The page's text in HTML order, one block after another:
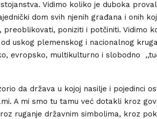
Vidimo koliko je duboka
dom svih njenih građana i onih
preoblikovati, poniziti i potčiniti. Vidimo
uskog plemenskog i nacionalnog
evropsko, multikulturno i slobodno
da država u kojoj nasilje i pojedinci
A mi smo tu tamu već dotakli kroz
ruganje državnim simbolima, kroz